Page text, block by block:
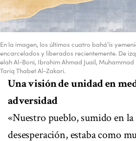
En la imagen, los últimos cuatro bahá’ís
encarcelados y liberados recientemente. De
elah Al-Boni, Ibrahim Ahmad Juail,
Tariq Thabet Al-Zakari.
Una visión de unidad en
adversidad
«Nuestro pueblo, sumido en
desesperación, estaba como